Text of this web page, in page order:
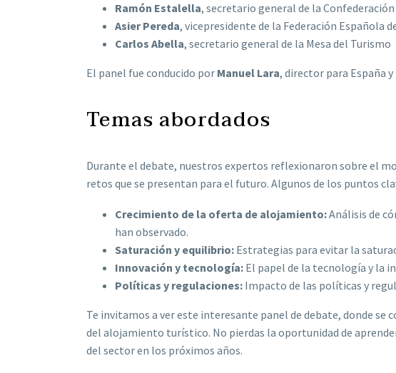
Ramón Estalella, secretario general de la
Asier Pereda, vicepresidente de la Federación Española
Carlos Abella, secretario general de la Mesa del Turismo
El panel fue conducido por Manuel Lara, director para España
Temas abordados
Durante el debate, nuestros expertos reflexionaron sobre el
retos que se presentan para el futuro. Algunos de los puntos
Crecimiento de la oferta de alojamiento:Análisis de
han observado.
Saturación y equilibrio: Estrategias para evitar la
Innovación y tecnología: El papel de la tecnología y la
Políticas y regulaciones: Impacto de las políticas y
Te invitamos a ver este interesante panel de debate, donde
del alojamiento turístico. No pierdas la oportunidad de
del sector en los próximos años.